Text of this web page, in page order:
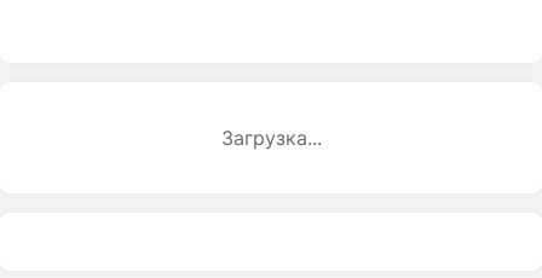
Загрузка...